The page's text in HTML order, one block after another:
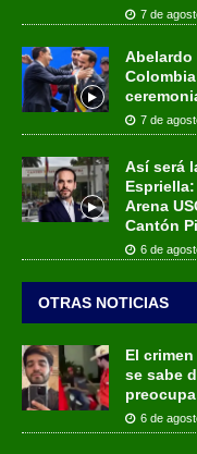
7 de
Abelardo
7 de
Así será
Arena
Cantón
6 de
OTRAS NOTICIAS
El
se sabe
6 de